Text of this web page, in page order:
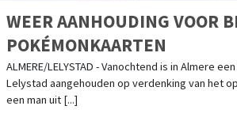
WEER AANHOUDING VOOR
POKÉMONKAARTEN
ALMERE/LELYSTAD - Vanochtend is in Almere
Lelystad aangehouden op verdenking van het
een man uit [...]